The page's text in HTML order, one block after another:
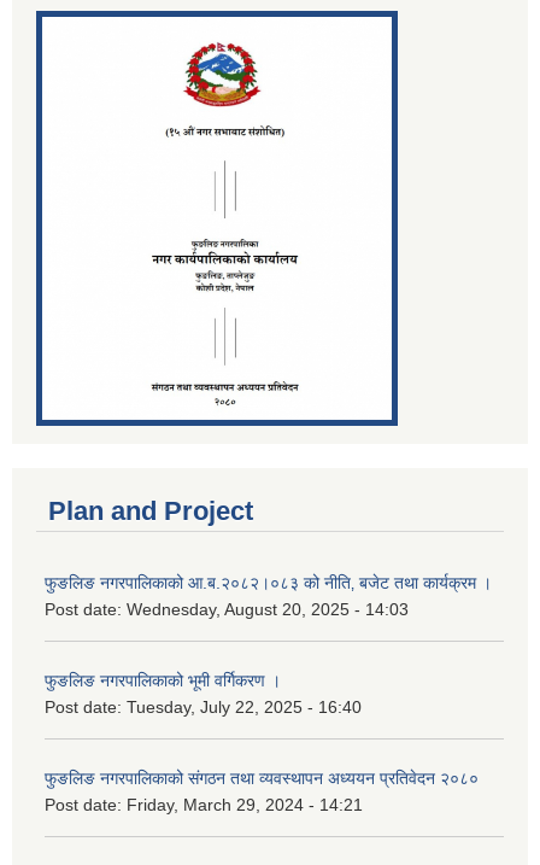
Plan and Project
फुङलिङ नगरपालिकाको आ.ब.२०८२।०८३ को नीति‚ बजेट तथा कार्यक्रम ।
Post date: Wednesday, August 20, 2025 - 14:03
फुङलिङ नगरपालिकाको भूमी वर्गिकरण ।
Post date: Tuesday, July 22, 2025 - 16:40
फुङलिङ नगरपालिकाको संगठन तथा व्यवस्थापन अध्ययन प्रतिवेदन २०८०
Post date: Friday, March 29, 2024 - 14:21